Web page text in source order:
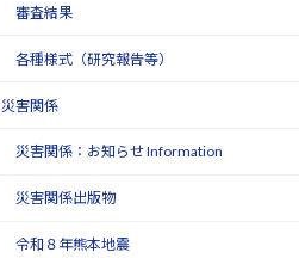
審査結果
各種様式（研究報告等）
災害関係
災害関係：お知らせ Information
災害関係出版物
令和８年熊本地震